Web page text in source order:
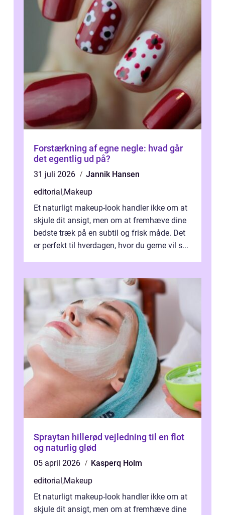
Forstærkning af egne negle: hvad går
det egentlig ud på?
31 juli 2026
Jannik Hansen
editorial ,Makeup
Et naturligt makeup-look handler ikke om at
skjule dit ansigt, men om at fremhæve dine
bedste træk på en subtil og frisk måde. Det
er perfekt til hverdagen, hvor du gerne vil s...
Spraytan hillerød vejledning til en flot
og naturlig glød
05 april 2026
Kasperq Holm
editorial ,Makeup
Et naturligt makeup-look handler ikke om at
skjule dit ansigt, men om at fremhæve dine